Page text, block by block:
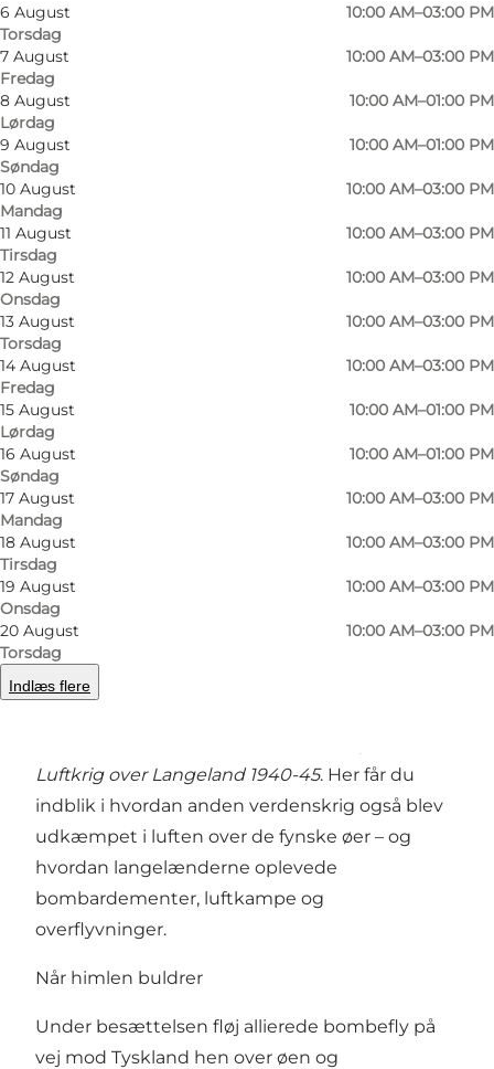
6 August
Torsdag
10:00 AM–03:00 PM
7 August
Fredag
10:00 AM–03:00 PM
8 August
Lørdag
10:00 AM–01:00 PM
9 August
Søndag
10:00 AM–01:00 PM
10 August
Mandag
10:00 AM–03:00 PM
11 August
Tirsdag
10:00 AM–03:00 PM
12 August
Onsdag
10:00 AM–03:00 PM
13 August
Torsdag
10:00 AM–03:00 PM
14 August
Fredag
10:00 AM–03:00 PM
15 August
Lørdag
10:00 AM–01:00 PM
16 August
Søndag
10:00 AM–01:00 PM
17 August
Mandag
10:00 AM–03:00 PM
18 August
Tirsdag
10:00 AM–03:00 PM
19 August
Onsdag
10:00 AM–03:00 PM
20 August
Torsdag
10:00 AM–03:00 PM
Indlæs flere
Foto Foto:
Luftkrig over Langeland 1940-45. Her får du
indblik i hvordan anden verdenskrig også blev
udkæmpet i luften over de fynske øer – og
hvordan langelænderne oplevede
bombardementer, luftkampe og
overflyvninger.
Når himlen buldrer
Under besættelsen fløj allierede bombefly på
vej mod Tyskland hen over øen og